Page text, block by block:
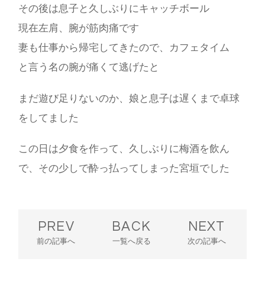
その後は息子と久しぶりにキャッチボール
現在左肩、腕が筋肉痛です
妻も仕事から帰宅してきたので、カフェタイム
と言う名の腕が痛くて逃げたと
まだ遊び足りないのか、娘と息子は遅くまで卓球
をしてました
この日は夕食を作って、久しぶりに梅酒を飲ん
で、その少しで酔っ払ってしまった宮垣でした
PREV
前の記事へ
BACK
一覧へ戻る
NEXT
次の記事へ